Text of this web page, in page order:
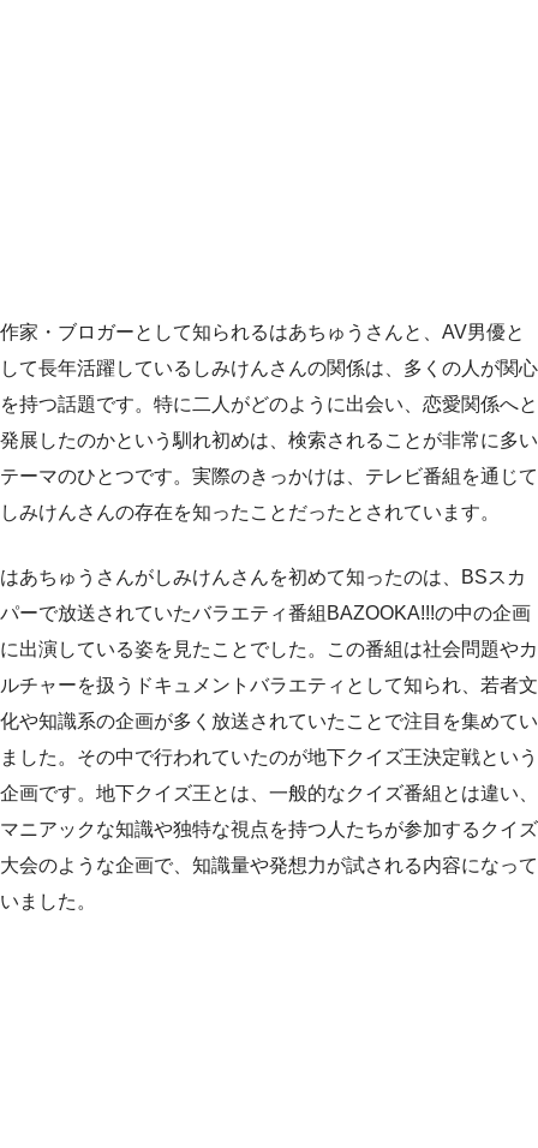
作家・ブロガーとして知られるはあちゅうさんと、AV男優と
して長年活躍しているしみけんさんの関係は、多くの人が関心
を持つ話題です。特に二人がどのように出会い、恋愛関係へと
発展したのかという馴れ初めは、検索されることが非常に多い
テーマのひとつです。実際のきっかけは、テレビ番組を通じて
しみけんさんの存在を知ったことだったとされています。
はあちゅうさんがしみけんさんを初めて知ったのは、BSスカ
パーで放送されていたバラエティ番組BAZOOKA!!!の中の企画
に出演している姿を見たことでした。この番組は社会問題やカ
ルチャーを扱うドキュメントバラエティとして知られ、若者文
化や知識系の企画が多く放送されていたことで注目を集めてい
ました。その中で行われていたのが地下クイズ王決定戦という
企画です。地下クイズ王とは、一般的なクイズ番組とは違い、
マニアックな知識や独特な視点を持つ人たちが参加するクイズ
大会のような企画で、知識量や発想力が試される内容になって
いました。